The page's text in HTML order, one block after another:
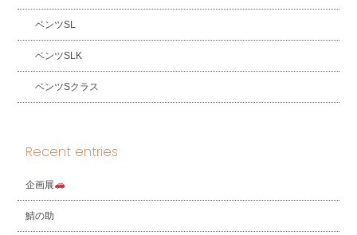
ベンツSL
ベンツSLK
ベンツSクラス
Recent entries
企画展
鯖の助